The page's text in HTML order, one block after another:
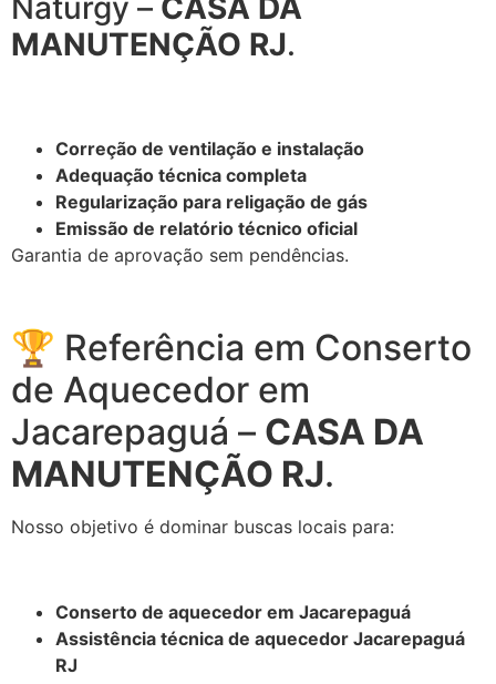
Naturgy – CASA DA
MANUTENÇÃO RJ.
Correção de ventilação e instalação
Adequação técnica completa
Regularização para religação de gás
Emissão de relatório técnico oficial
Garantia de aprovação sem pendências.
🏆 Referência em Conserto
de Aquecedor em
Jacarepaguá – CASA DA
MANUTENÇÃO RJ.
Nosso objetivo é dominar buscas locais para:
Conserto de aquecedor em Jacarepaguá
Assistência técnica de aquecedor Jacarepaguá
RJ